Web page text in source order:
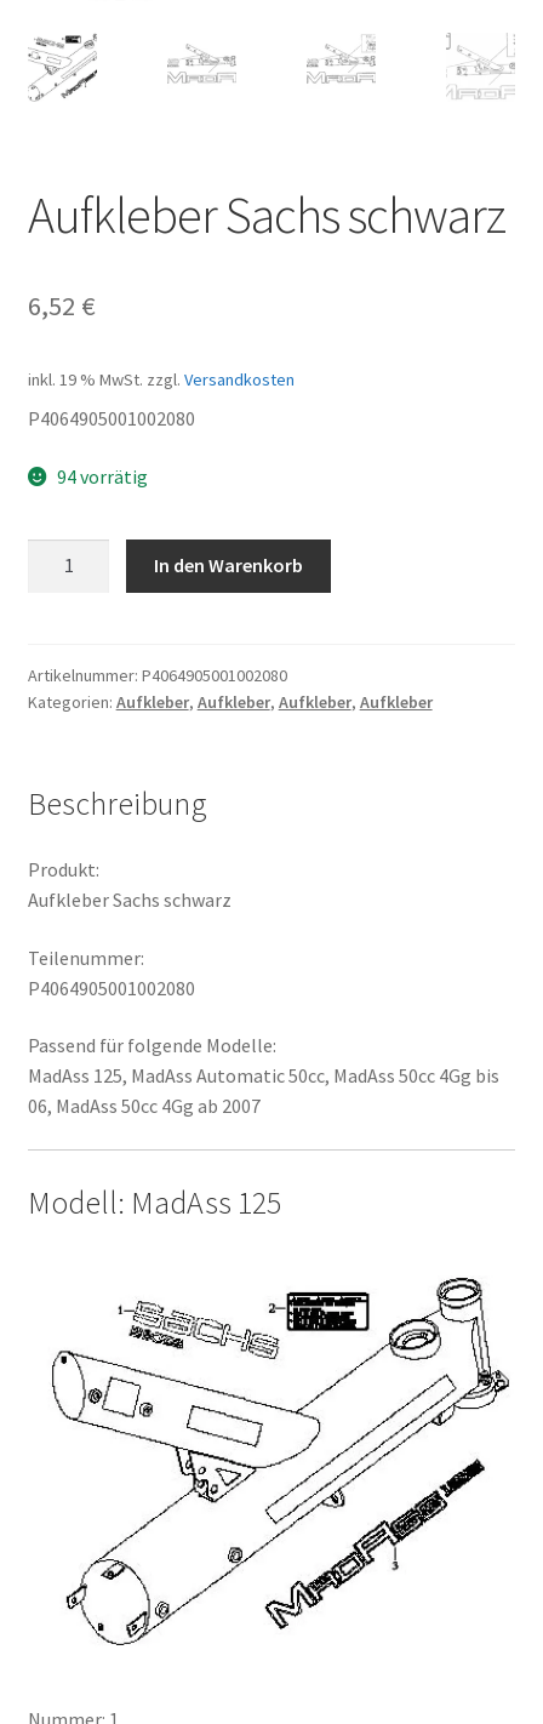
Aufkleber Sachs schwarz
6,52 €
inkl. 19 % MwSt. zzgl. Versandkosten
P4064905001002080
94 vorrätig
In den Warenkorb
Artikelnummer: P4064905001002080
Kategorien: Aufkleber, Aufkleber, Aufkleber, Aufkleber
Beschreibung
Produkt:
Aufkleber Sachs schwarz
Teilenummer:
P4064905001002080
Passend für folgende Modelle:
MadAss 125, MadAss Automatic 50cc, MadAss 50cc 4Gg bis
06, MadAss 50cc 4Gg ab 2007
Modell: MadAss 125